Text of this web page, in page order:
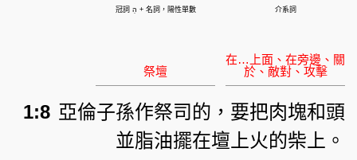
1:8 亞倫子孫作祭司的，要把肉塊和頭
並脂油擺在壇上火的柴上。